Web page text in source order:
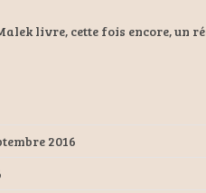
livre, cette fois encore, un
2016